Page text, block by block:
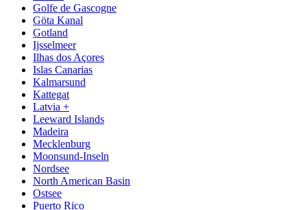
Golfe de Gascogne
Göta Kanal
Gotland
Ijsselmeer
Ilhas dos Açores
Islas Canarias
Kalmarsund
Kattegat
Latvia +
Leeward Islands
Madeira
Mecklenburg
Moonsund-Inseln
Nordsee
North American Basin
Ostsee
Puerto Rico